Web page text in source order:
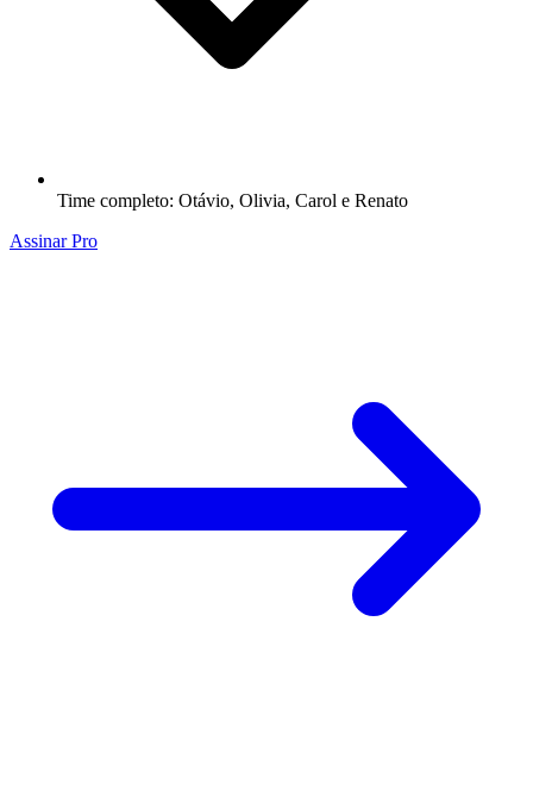
Time completo: Otávio, Olivia, Carol e Renato
Assinar Pro